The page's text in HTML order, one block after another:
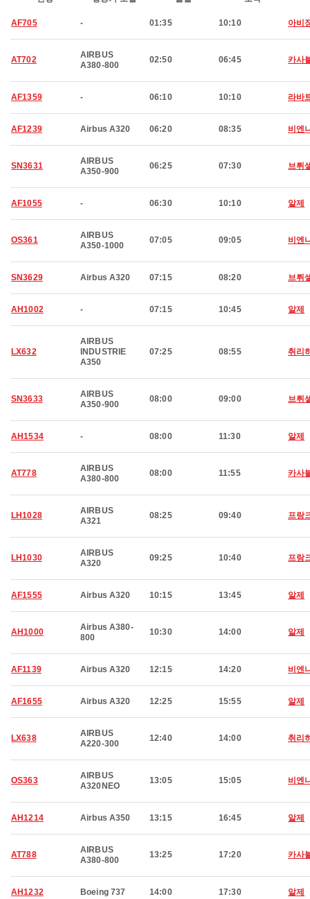
AF705 - 01:35 10:10 아비
AT702
AIRBUS
A380-800
02:50 06:45 카사
AF1359 - 06:10 10:10 라바
AF1239 Airbus A320 06:20 08:35 비엔
SN3631
AIRBUS
A350-900
06:25 07:30 브뤼
AF1055 - 06:30 10:10 알제
OS361
AIRBUS
A350-1000
07:05 09:05 비엔
SN3629 Airbus A320 07:15 08:20 브뤼
AH1002 - 07:15 10:45 알제
LX632
AIRBUS
INDUSTRIE
A350
07:25 08:55 취리
SN3633
AIRBUS
A350-900
08:00 09:00 브뤼
AH1534 - 08:00 11:30 알제
AT778
AIRBUS
A380-800
08:00 11:55 카사
LH1028
AIRBUS
A321
08:25 09:40 프랑
LH1030
AIRBUS
A320
09:25 10:40 프랑
AF1555 Airbus A320 10:15 13:45 알제
AH1000
Airbus A380-
800
10:30 14:00 알제
AF1139 Airbus A320 12:15 14:20 비엔
AF1655 Airbus A320 12:25 15:55 알제
LX638
AIRBUS
A220-300
12:40 14:00 취리
OS363
AIRBUS
A320NEO
13:05 15:05 비엔
AH1214 Airbus A350 13:15 16:45 알제
AT788
AIRBUS
A380-800
13:25 17:20 카사
AH1232 Boeing 737 14:00 17:30 알제